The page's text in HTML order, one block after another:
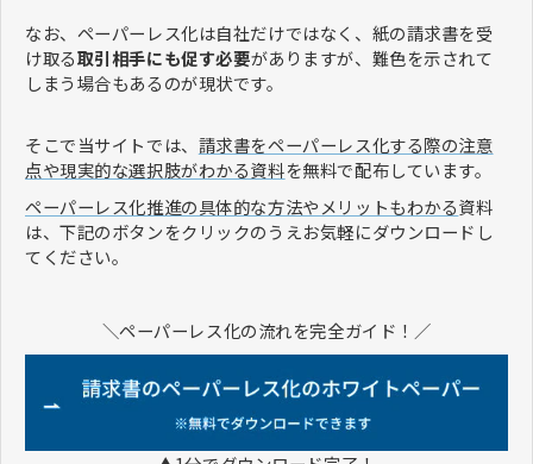
なお、ペーパーレス化は自社だけではなく、紙の請求書を受
け取る取引相手にも促す必要がありますが、難色を示されて
しまう場合もあるのが現状です。
そこで当サイトでは、 請求書をペーパーレス化する際の注意
点や現実的な選択肢がわかる資料を無料で配布しています。
ペーパーレス化推進の具体的な方法やメリットもわかる資料
は、下記のボタンをクリックのうえお気軽にダウンロードし
てください。
＼ペーパーレス化の流れを完全ガイド！／